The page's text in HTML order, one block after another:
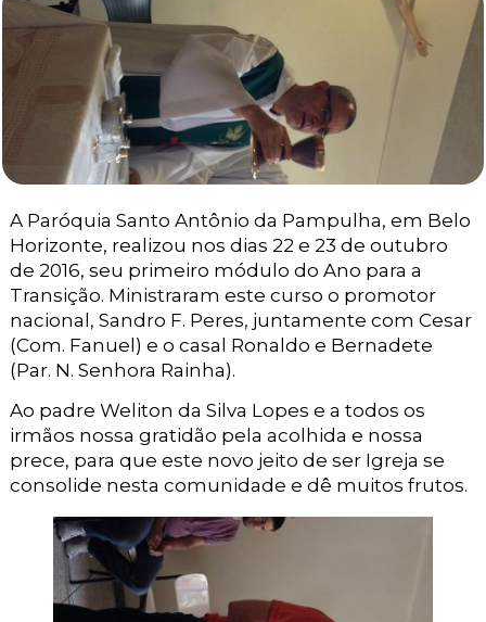
A Paróquia Santo Antônio da Pampulha, em Belo
Horizonte, realizou nos dias 22 e 23 de outubro
de 2016, seu primeiro módulo do Ano para a
Transição. Ministraram este curso o promotor
nacional, Sandro F. Peres, juntamente com Cesar
(Com. Fanuel) e o casal Ronaldo e Bernadete
(Par. N. Senhora Rainha).
Ao padre Weliton da Silva Lopes e a todos os
irmãos nossa gratidão pela acolhida e nossa
prece, para que este novo jeito de ser Igreja se
consolide nesta comunidade e dê muitos frutos.